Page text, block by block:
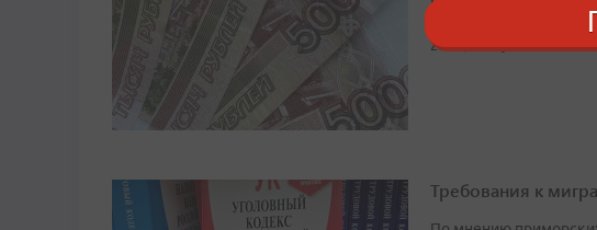
Во II квартале в крае
20:14, 8 августа 2026
Требования к